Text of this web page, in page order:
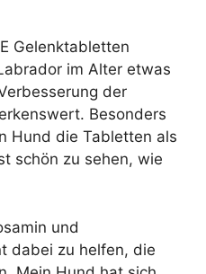
Gelenktabletten
im Alter etwas
der
Besonders
Hund die Tabletten als
schön zu sehen, wie
und
dabei zu helfen, die